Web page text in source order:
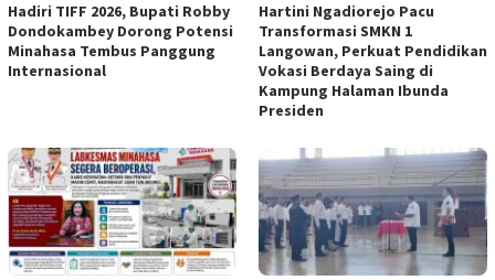
Hadiri TIFF 2026, Bupati Robby
Dondokambey Dorong Potensi
Minahasa Tembus Panggung
Internasional
Hartini Ngadiorejo Pacu
Transformasi SMKN 1
Langowan, Perkuat Pendidikan
Vokasi Berdaya Saing di
Kampung Halaman Ibunda
Presiden